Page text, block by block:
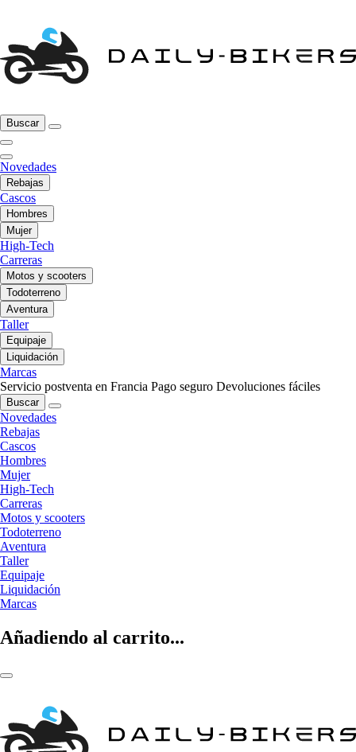
Buscar
Novedades
Rebajas
Cascos
Hombres
Mujer
High-Tech
Carreras
Motos y scooters
Todoterreno
Aventura
Taller
Equipaje
Liquidación
Marcas
Servicio postventa en Francia Pago seguro Devoluciones fáciles
Buscar
Novedades
Rebajas
Cascos
Hombres
Mujer
High-Tech
Carreras
Motos y scooters
Todoterreno
Aventura
Taller
Equipaje
Liquidación
Marcas
Añadiendo al carrito...